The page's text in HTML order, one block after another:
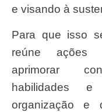
e visando à
Para que isso seja realizado, a Planificação
reúne ações
aprimorar
habilidades
organização e